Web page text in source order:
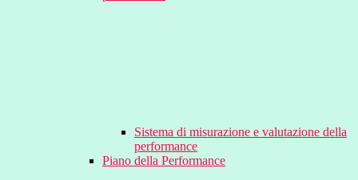
Sistema di misurazione e valutazione della
performance
Piano della Performance